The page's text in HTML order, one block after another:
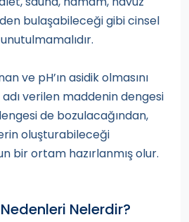
bulaşabileceği gibi cinsel
ve pH’ın asidik olmasını
verilen maddenin dengesi
de bozulacağından,
oluşturabileceği
bir ortam hazırlanmış olur.
Nelerdir?